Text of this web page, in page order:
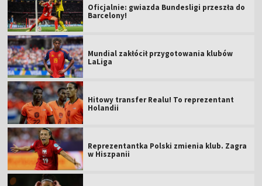
Oficjalnie: gwiazda Bundesligi przeszła do
Barcelony!
Mundial zakłócił przygotowania klubów
LaLiga
Hitowy transfer Realu! To reprezentant
Holandii
Reprezentantka Polski zmienia klub. Zagra
w Hiszpanii